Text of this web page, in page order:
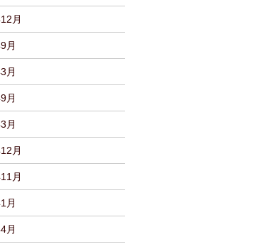
月
月
月
月
月
月
月
月
月